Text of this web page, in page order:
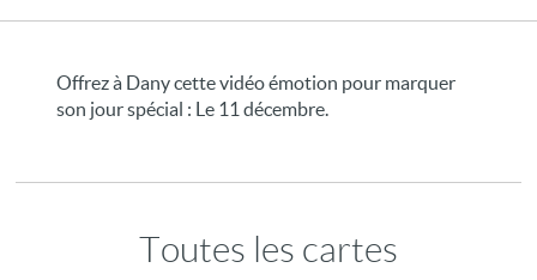
Offrez à Dany cette vidéo émotion pour marquer
son jour spécial : Le 11 décembre.
Toutes les cartes